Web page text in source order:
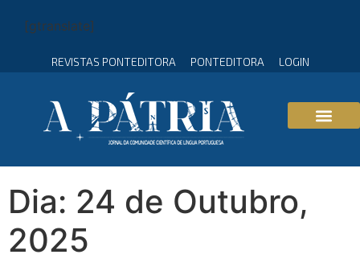
[gtranslate]
REVISTAS PONTEDITORA PONTEDITORA LOGIN
Dia: 24 de Outubro,
2025